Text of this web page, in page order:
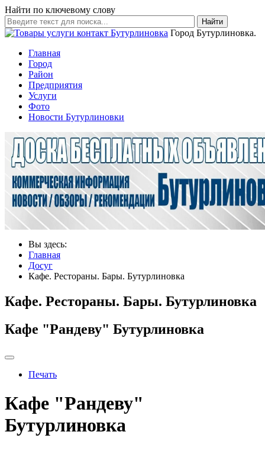
Найти по ключевому слову
Найти
Город Бутурлиновка.
Главная
Город
Район
Предприятия
Услуги
Фото
Новости Бутурлиновки
Вы здесь:
Главная
Досуг
Кафе. Рестораны. Бары. Бутурлиновка
Кафе. Рестораны. Бары. Бутурлиновка
Кафе "Рандеву" Бутурлиновка
Печать
Кафе "Рандеву"
Бутурлиновка